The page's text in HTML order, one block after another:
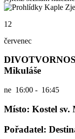
12
červenec
Mikuláše
ne 16:00 - 16:45
Místo: Kostel sv.
Pořadatel: